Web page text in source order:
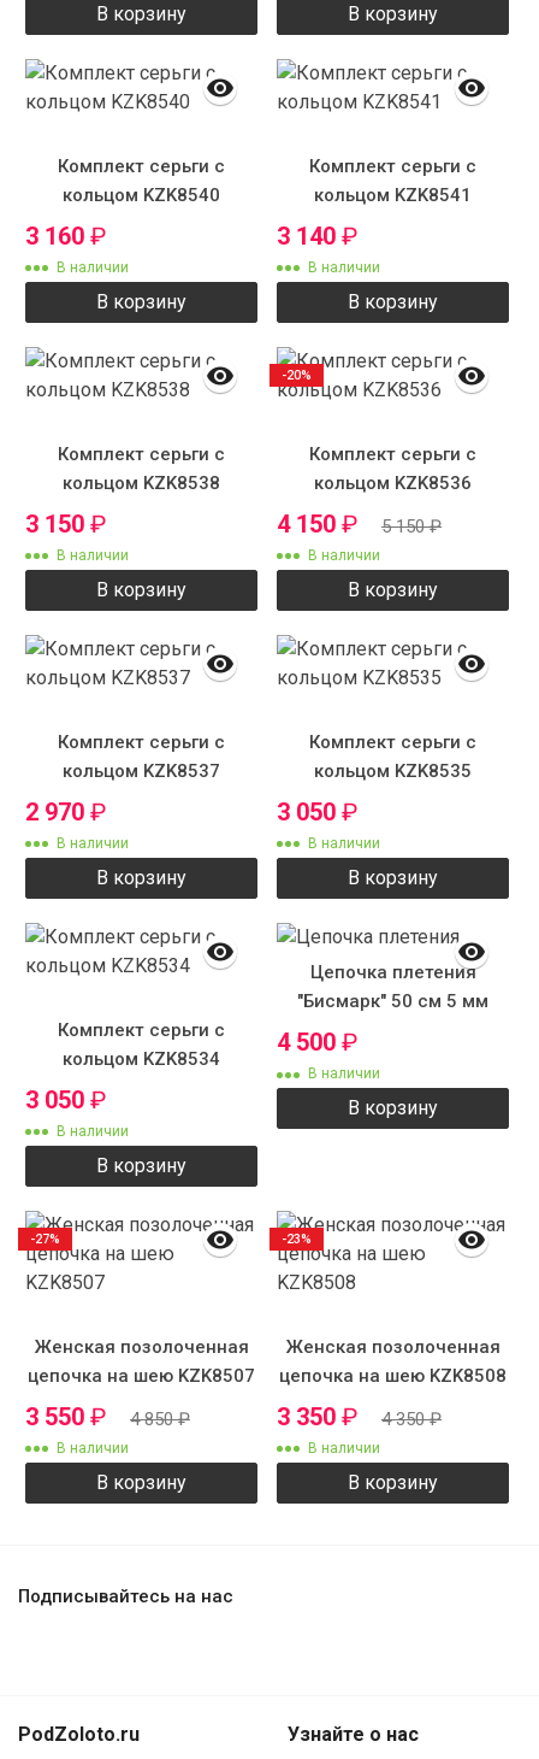
В корзину В корзину
Комплект серьги с
кольцом KZK8540
3 160 ₽
В наличии
В корзину
Комплект серьги с
кольцом KZK8541
3 140 ₽
В наличии
В корзину
Комплект серьги с
кольцом KZK8538
3 150 ₽
В наличии
В корзину
Комплект серьги с
кольцом KZK8536
4 150 ₽ 5 150₽
В наличии
В корзину
-20%
Комплект серьги с
кольцом KZK8537
2 970 ₽
В наличии
В корзину
Комплект серьги с
кольцом KZK8535
3 050 ₽
В наличии
В корзину
Комплект серьги с
кольцом KZK8534
3 050 ₽
В наличии
В корзину
Цепочка плетения
"Бисмарк" 50 см 5 мм
4 500 ₽
В наличии
В корзину
Женская позолоченная
цепочка на шею KZK8507
3 550 ₽ 4 850₽
В наличии
В корзину
-27%
Женская позолоченная
цепочка на шею KZK8508
3 350 ₽ 4 350₽
В наличии
В корзину
-23%
Подписывайтесь на нас
PodZoloto.ru Узнайте о нас